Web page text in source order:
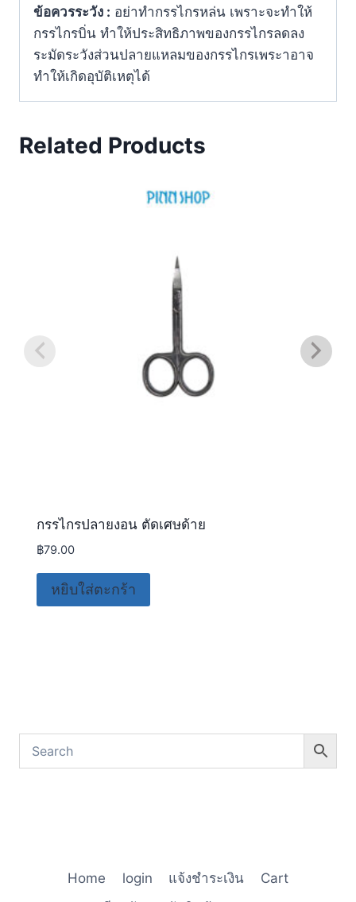
ข้อควรระวัง : อย่าทำกรรไกรหล่น เพราะจะทำให้
กรรไกรบิ่น ทำให้ประสิทธิภาพของกรรไกรลดลง
ระมัดระวังส่วนปลายแหลมของกรรไกรเพระาอาจ
ทำให้เกิดอุบัติเหตุได้
Related Products
กรรไกรปลายงอน ตัดเศษด้าย
฿79.00
หยิบใส่ตะกร้า
Home login แจ้งชำระเงิน
Cart